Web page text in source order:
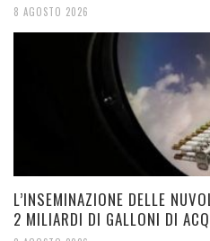
8 AGOSTO 2026
L’INSEMINAZIONE DELLE
2 MILIARDI DI GALLONI DI